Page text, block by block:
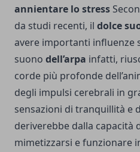
annientare lo stress
da studi recenti, il dolce
avere importanti influenze
suono dell’arpa infatti,
corde più profonde
degli impulsi cerebrali in
sensazioni di tranquillità e
deriverebbe dalla capacità
mimetizzarsi e funzionare